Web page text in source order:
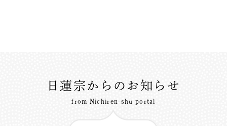
日蓮宗からのお知らせ
from Nichiren-shu portal